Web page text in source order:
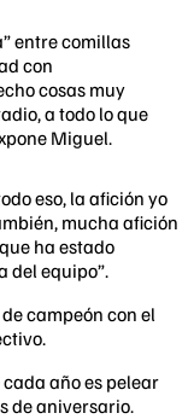
entre comillas
con
cosas muy
a todo lo que
Miguel.
eso, la afición yo
mucha afición
ha estado
del equipo”.
campeón con el
año es pelear
de aniversario.